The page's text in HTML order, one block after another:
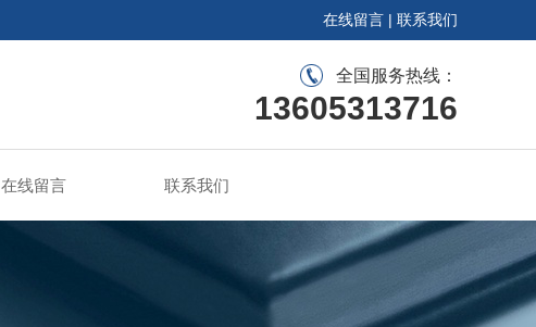
在线留言 | 联系我们
全国服务热线：
13605313716
在线留言 联系我们